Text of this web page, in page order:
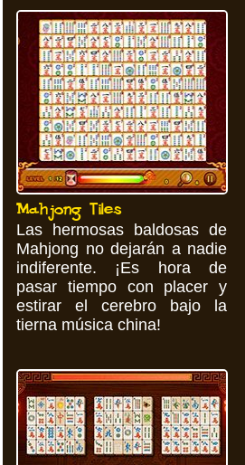
Mahjong Tiles
Las hermosas baldosas de
Mahjong no dejarán a nadie
indiferente. ¡Es hora de
pasar tiempo con placer y
estirar el cerebro bajo la
tierna música china!